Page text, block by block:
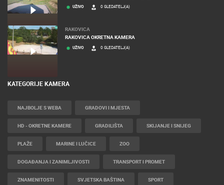
UŽIVO 0 GLEDATELJ(A)
RAKOVICA
RAKOVICA OKRETNA KAMERA
UŽIVO 0 GLEDATELJ(A)
KATEGORIJE KAMERA
NAJBOLJE S WEBA GRADOVI I MJESTA
HD - OKRETNE KAMERE GRADILIŠTA SKIJANJE I SNIJEG
PLAŽE MARINE I LUČICE ZOO
DOGAĐANJA I ZANIMLJIVOSTI TRANSPORT I PROMET
ZNAMENITOSTI SVJETSKA BAŠTINA SPORT